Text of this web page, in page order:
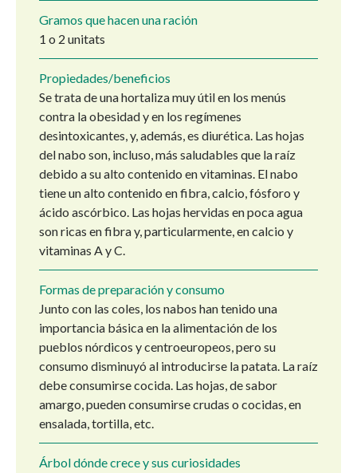
Gramos que hacen una ración
1 o 2 unitats
Propiedades/beneficios
Se trata de una hortaliza muy útil en los menús
contra la obesidad y en los regímenes
desintoxicantes, y, además, es diurética. Las hojas
del nabo son, incluso, más saludables que la raíz
debido a su alto contenido en vitaminas. El nabo
tiene un alto contenido en fibra, calcio, fósforo y
ácido ascórbico. Las hojas hervidas en poca agua
son ricas en fibra y, particularmente, en calcio y
vitaminas A y C.
Formas de preparación y consumo
Junto con las coles, los nabos han tenido una
importancia básica en la alimentación de los
pueblos nórdicos y centroeuropeos, pero su
consumo disminuyó al introducirse la patata. La raíz
debe consumirse cocida. Las hojas, de sabor
amargo, pueden consumirse crudas o cocidas, en
ensalada, tortilla, etc.
Árbol dónde crece y sus curiosidades